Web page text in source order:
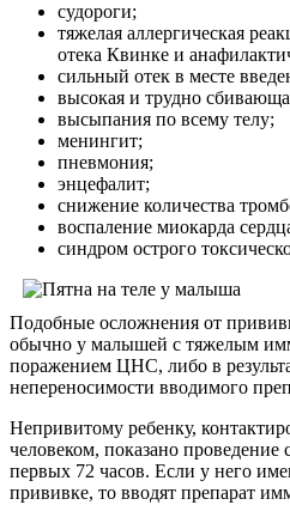
судороги;
тяжелая аллергическая
отека Квинке и
сильный отек в месте
высокая и трудно
высыпания по всему телу;
менингит;
пневмония;
энцефалит;
снижение количества
воспаление миокарда
синдром острого
Подобные осложнения от
обычно у малышей с тяжелым
поражением ЦНС, либо в
непереносимости вводимого
Непривитому ребенку,
человеком, показано
первых 72 часов. Если у него
прививке, то вводят препарат